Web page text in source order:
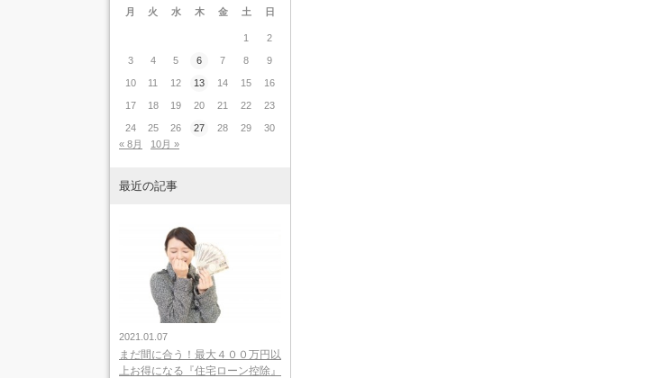
月 火 水 木 金 土 日
1 2
3 4 5 6 7 8 9
10 11 12 13 14 15 16
17 18 19 20 21 22 23
24 25 26 27 28 29
30
« 8月
10月 »
最近の記事
2021.01.07
まだ間に合う！最大４００万円以
上お得になる『住宅ローン控除』